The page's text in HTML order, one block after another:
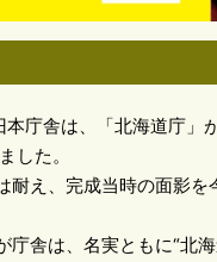
庁舎は、「北海道庁」
した。
え、完成当時の面影を
舎は、名実ともに“北海